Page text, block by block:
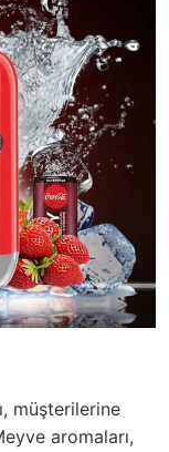
müşterilerine
aromaları,